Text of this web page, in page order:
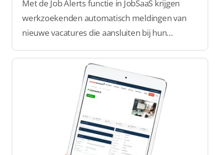
Met de Job Alerts functie in JobSaaS krijgen
werkzoekenden automatisch meldingen van
nieuwe vacatures die aansluiten bij hun
voorkeuren. Dit zorgt voor snellere matches en
verhoogt de betrokkenheid van kandidaten.